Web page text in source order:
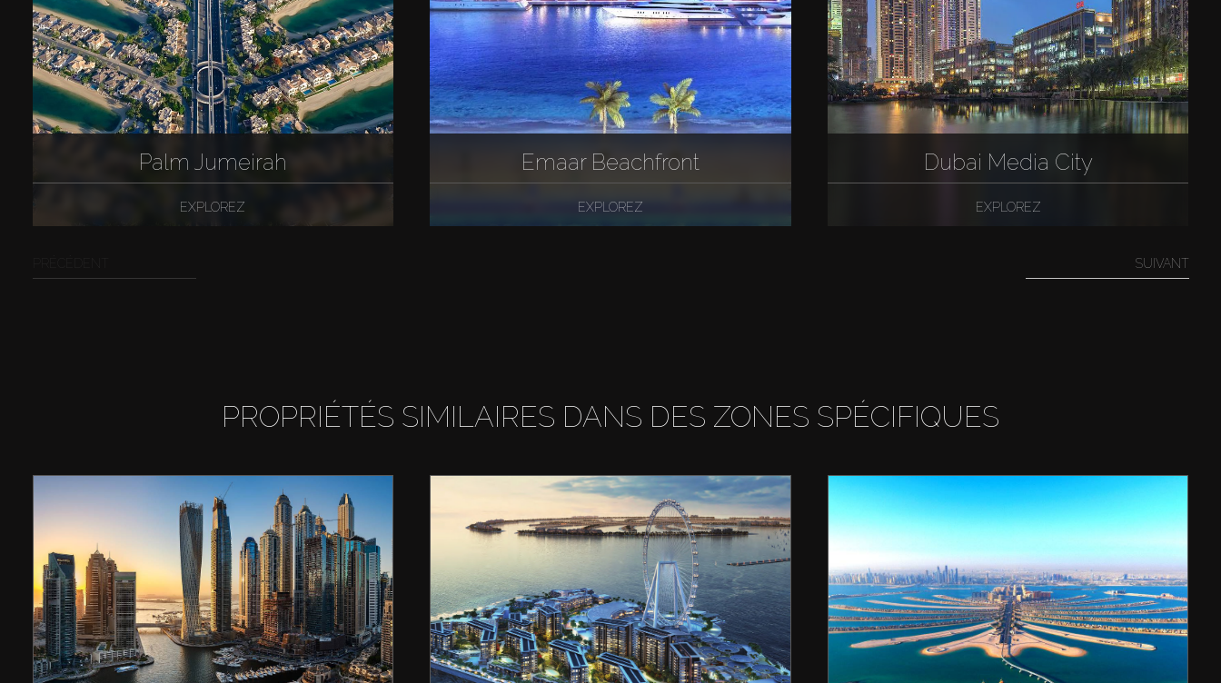
Palm Jumeirah
EXPLOREZ
Emaar Beachfront
EXPLOREZ
Dubai Media City
EXPLOREZ
SUIVANT
PROPRIÉTÉS SIMILAIRES DANS DES ZONES SPÉCIFIQUES